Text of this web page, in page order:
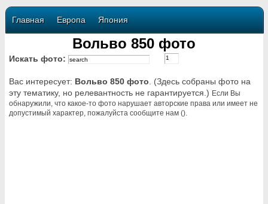
Главная Европа Япония
Вольво 850 фото
Искать фото:
Вас интересует: Вольво 850 фото . (Здесь собраны фото на
эту тематику, но релевантность не гарантируется.) Если Вы
обнаружили, что какое-то фото нарушает авторские права или имеет не
допустимый характер, пожалуйста сообщите нам ().